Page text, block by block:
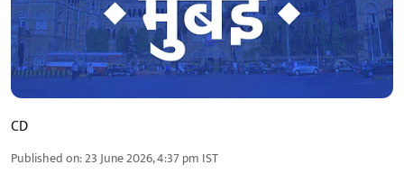
CD
Published on:23 June 2026, 4:37 pm IST